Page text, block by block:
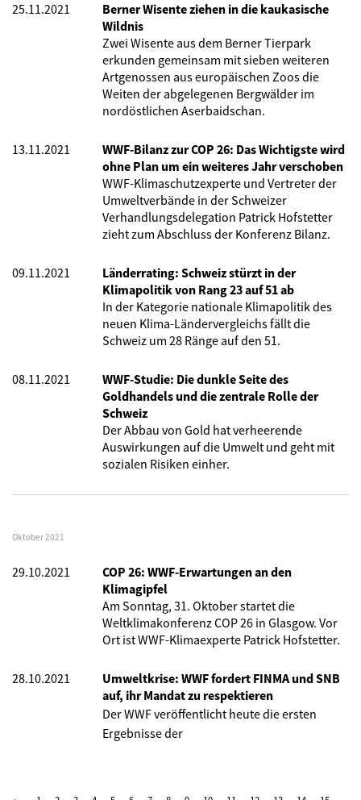
25.11.2021
Berner Wisente ziehen in die kaukasische
Wildnis
Zwei Wisente aus dem Berner Tierpark
erkunden gemeinsam mit sieben weiteren
Artgenossen aus europäischen Zoos die
Weiten der abgelegenen Bergwälder im
nordöstlichen Aserbaidschan.
13.11.2021
WWF-Bilanz zur COP 26: Das Wichtigste wird
ohne Plan um ein weiteres Jahr verschoben
WWF-Klimaschutzexperte und Vertreter der
Umweltverbände in der Schweizer
Verhandlungsdelegation Patrick Hofstetter
zieht zum Abschluss der Konferenz Bilanz.
09.11.2021
Länderrating: Schweiz stürzt in der
Klimapolitik von Rang 23 auf 51 ab
In der Kategorie nationale Klimapolitik des
neuen Klima-Ländervergleichs fällt die
Schweiz um 28 Ränge auf den 51.
08.11.2021
WWF-Studie: Die dunkle Seite des
Goldhandels und die zentrale Rolle der
Schweiz
Der Abbau von Gold hat verheerende
Auswirkungen auf die Umwelt und geht mit
sozialen Risiken einher.
Oktober 2021
29.10.2021
COP 26: WWF-Erwartungen an den
Klimagipfel
Am Sonntag, 31. Oktober startet die
Weltklimakonferenz COP 26 in Glasgow. Vor
Ort ist WWF-Klimaexperte Patrick Hofstetter.
28.10.2021
Umweltkrise: WWF fordert FINMA und SNB
auf, ihr Mandat zu respektieren
Der WWF veröffentlicht heute die ersten
Ergebnisse der